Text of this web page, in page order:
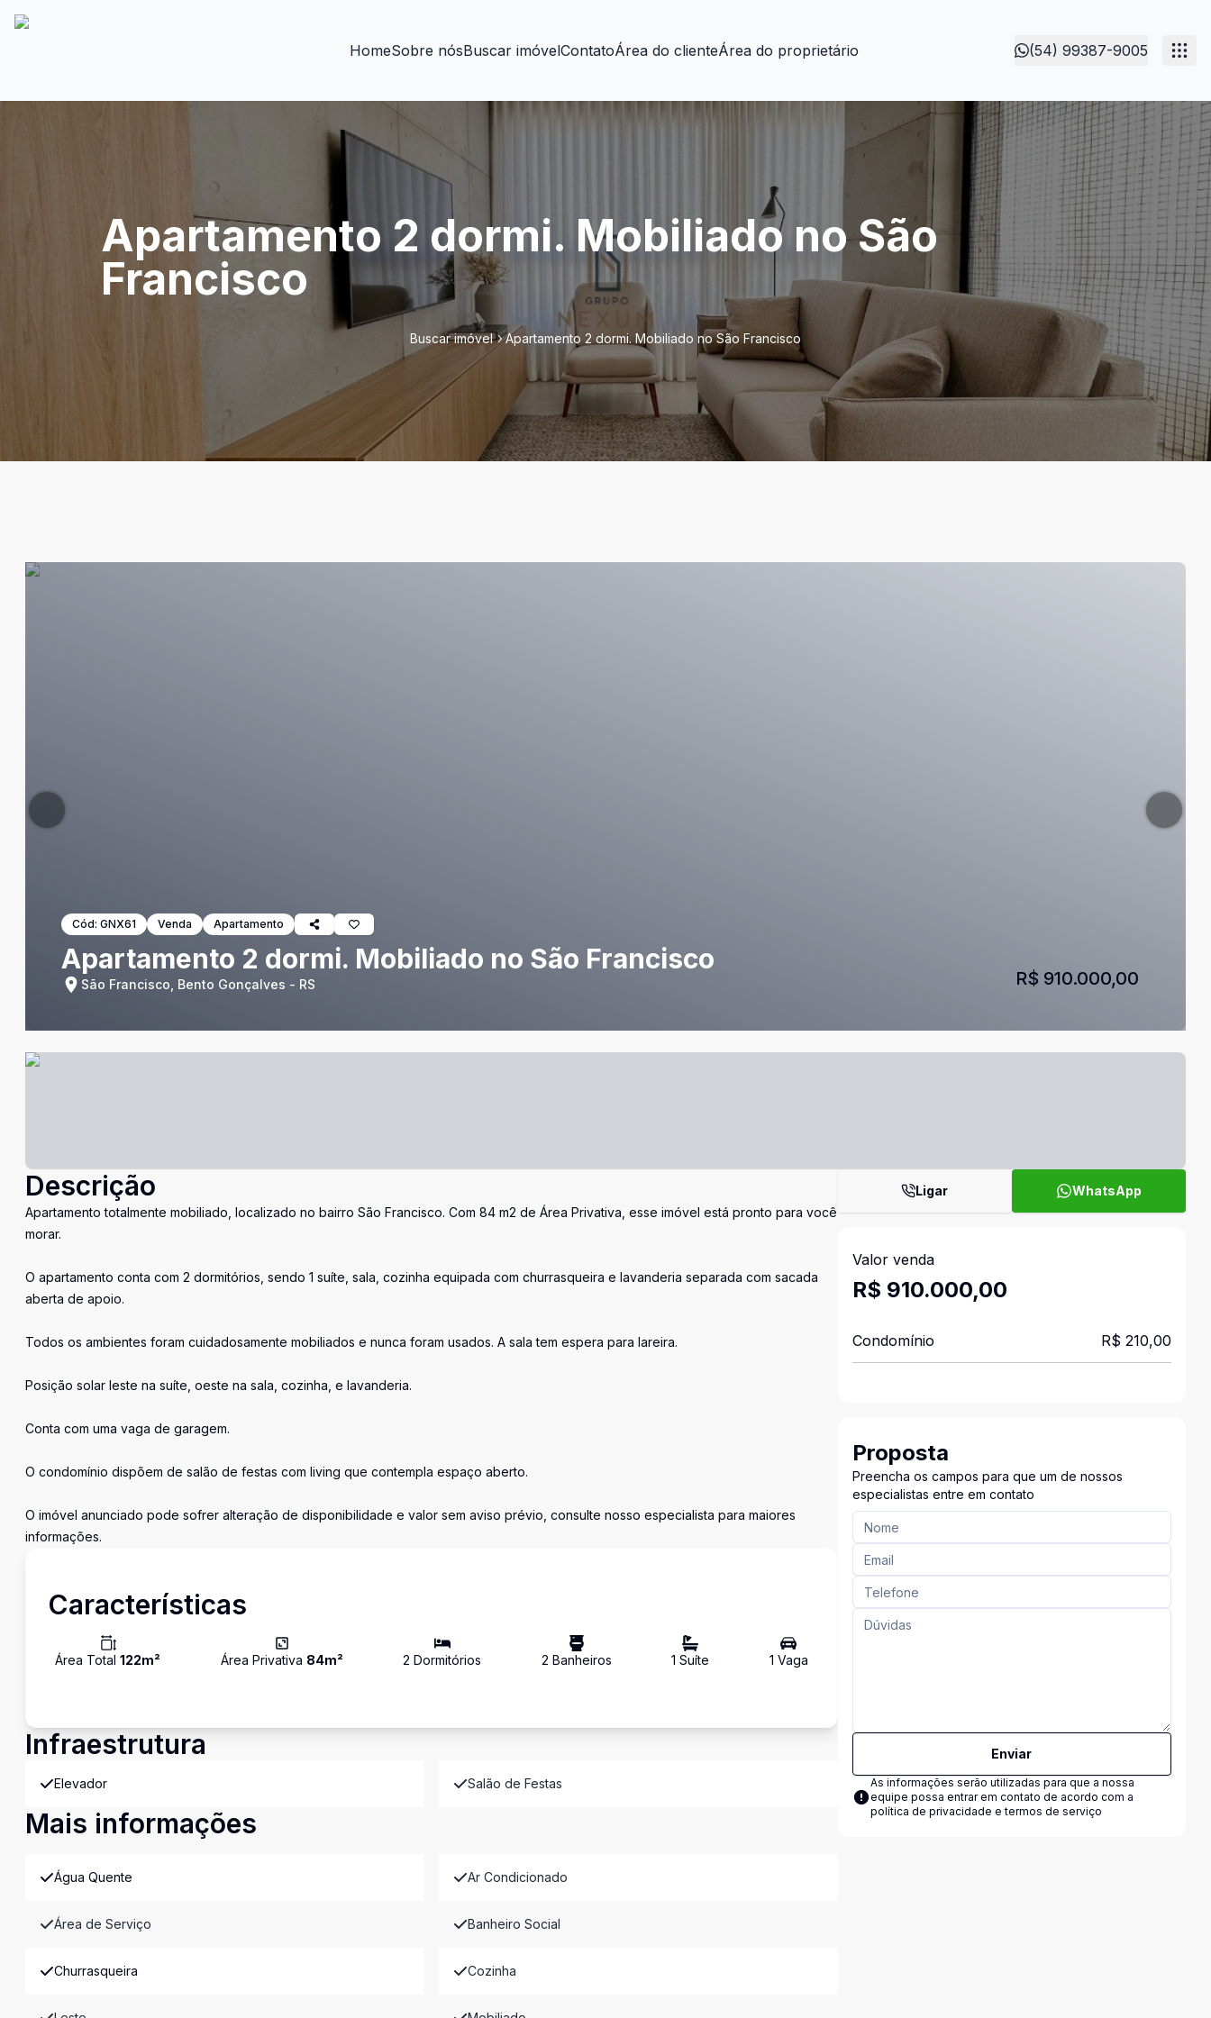
HomeSobre nósBuscar imóvelContatoÁrea do clienteÁrea do proprietário (54) 99387-9005
Apartamento 2 dormi. Mobiliado no São
Francisco
Buscar imóvel Apartamento 2 dormi. Mobiliado no São Francisco
Cód: GNX61 Venda Apartamento
Apartamento 2 dormi. Mobiliado no São Francisco
São Francisco, Bento Gonçalves - RS R$ 910.000,00
Descrição
Apartamento totalmente mobiliado, localizado no bairro São Francisco. Com 84 m2 de Área Privativa, esse imóvel está pronto para você
morar.
O apartamento conta com 2 dormitórios, sendo 1 suíte, sala, cozinha equipada com churrasqueira e lavanderia separada com sacada
aberta de apoio.
Todos os ambientes foram cuidadosamente mobiliados e nunca foram usados. A sala tem espera para lareira.
Posição solar leste na suíte, oeste na sala, cozinha, e lavanderia.
Conta com uma vaga de garagem.
O condomínio dispõem de salão de festas com living que contempla espaço aberto.
O imóvel anunciado pode sofrer alteração de disponibilidade e valor sem aviso prévio, consulte nosso especialista para maiores
informações.
Características
Área Total 122m² Área Privativa 84m² 2 Dormitórios 2 Banheiros 1 Suíte 1 Vaga
Infraestrutura
Elevador Salão de Festas
Mais informações
Água Quente Ar Condicionado
Área de Serviço Banheiro Social
Churrasqueira Cozinha
Ligar WhatsApp
Valor venda
R$ 910.000,00
Condomínio R$ 210,00
Proposta
Preencha os campos para que um de nossos
especialistas entre em contato
Enviar
As informações serão utilizadas para que a nossa
equipe possa entrar em contato de acordo com a
política de privacidade e termos de serviço